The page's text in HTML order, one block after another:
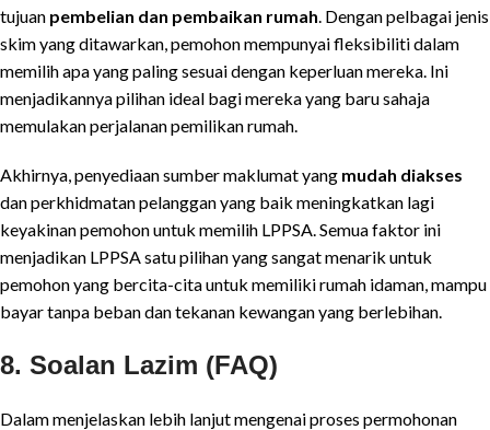
tujuan pembelian dan pembaikan rumah . Dengan pelbagai jenis
skim yang ditawarkan, pemohon mempunyai fleksibiliti dalam
memilih apa yang paling sesuai dengan keperluan mereka. Ini
menjadikannya pilihan ideal bagi mereka yang baru sahaja
memulakan perjalanan pemilikan rumah.
Akhirnya, penyediaan sumber maklumat yang mudah diakses
dan perkhidmatan pelanggan yang baik meningkatkan lagi
keyakinan pemohon untuk memilih LPPSA. Semua faktor ini
menjadikan LPPSA satu pilihan yang sangat menarik untuk
pemohon yang bercita-cita untuk memiliki rumah idaman, mampu
bayar tanpa beban dan tekanan kewangan yang berlebihan.
8. Soalan Lazim (FAQ)
Dalam menjelaskan lebih lanjut mengenai proses permohonan